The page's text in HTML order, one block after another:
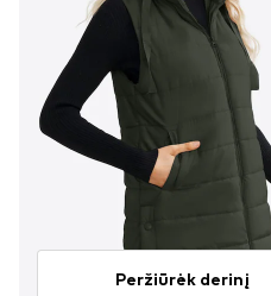
Peržiūrėk derinį